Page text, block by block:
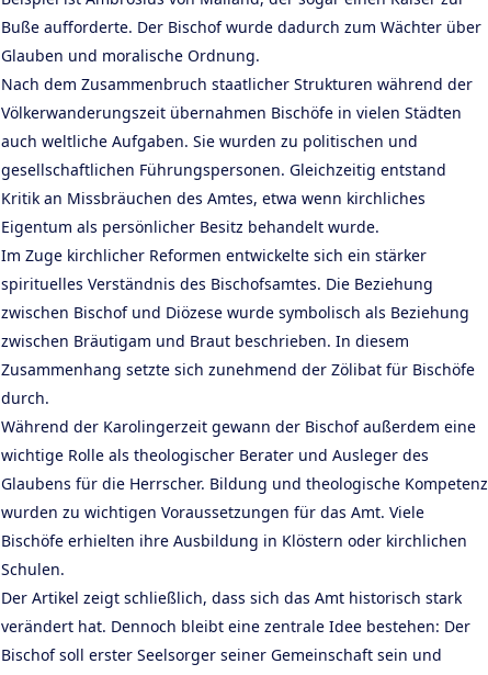
Buße aufforderte. Der Bischof wurde dadurch zum Wächter über
Glauben und moralische Ordnung.
Nach dem Zusammenbruch staatlicher Strukturen während der
Völkerwanderungszeit übernahmen Bischöfe in vielen Städten
auch weltliche Aufgaben. Sie wurden zu politischen und
gesellschaftlichen Führungspersonen. Gleichzeitig entstand
Kritik an Missbräuchen des Amtes, etwa wenn kirchliches
Eigentum als persönlicher Besitz behandelt wurde.
Im Zuge kirchlicher Reformen entwickelte sich ein stärker
spirituelles Verständnis des Bischofsamtes. Die Beziehung
zwischen Bischof und Diözese wurde symbolisch als Beziehung
zwischen Bräutigam und Braut beschrieben. In diesem
Zusammenhang setzte sich zunehmend der Zölibat für Bischöfe
durch.
Während der Karolingerzeit gewann der Bischof außerdem eine
wichtige Rolle als theologischer Berater und Ausleger des
Glaubens für die Herrscher. Bildung und theologische Kompetenz
wurden zu wichtigen Voraussetzungen für das Amt. Viele
Bischöfe erhielten ihre Ausbildung in Klöstern oder kirchlichen
Schulen.
Der Artikel zeigt schließlich, dass sich das Amt historisch stark
verändert hat. Dennoch bleibt eine zentrale Idee bestehen: Der
Bischof soll erster Seelsorger seiner Gemeinschaft sein und